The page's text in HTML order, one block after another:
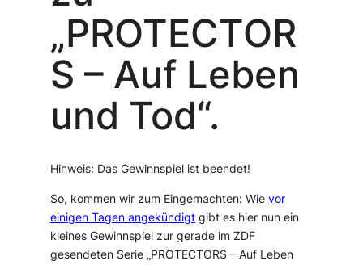
„PROTECTOR
S – Auf Leben
und Tod“.
Hinweis: Das Gewinnspiel ist beendet!
So, kommen wir zum Eingemachten: Wievor
einigen Tagen angekündigt gibt es hier nun ein
kleines Gewinnspiel zur gerade im ZDF
gesendeten Serie „PROTECTORS – Auf Leben